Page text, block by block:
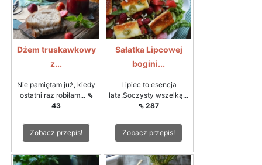
Dżem truskawkowy
z...
Nie pamiętam już, kiedy
ostatni raz robiłam... ⇖
43
Zobacz przepis!
Sałatka Lipcowej
bogini...
Lipiec to esencja
lata.Soczysty wszelką...
⇖ 287
Zobacz przepis!